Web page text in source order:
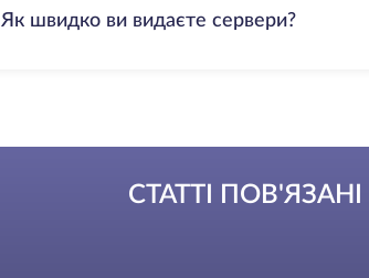
Як швидко ви видаєте сервери?
СТАТТІ